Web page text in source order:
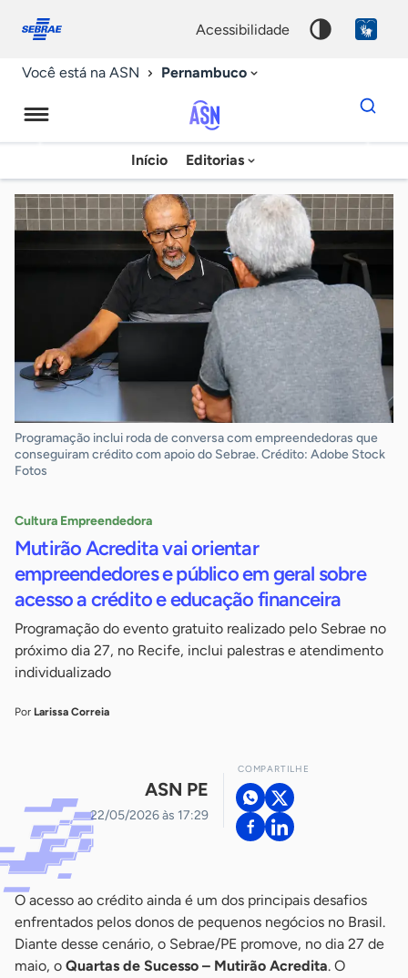
conosco
acessibilidade
Você está na ASN Pernambuco
Agência
Sebrae
de
Notícias
Início Editorias
Dados
para
chave
Programação inclui roda de conversa com empreendedoras que
conseguiram crédito com apoio do Sebrae. Crédito: Adobe Stock
Fotos
Cultura Empreendedora
Mutirão Acredita vai orientar
empreendedores e público em geral sobre
acesso a crédito e educação financeira
Programação do evento gratuito realizado pelo Sebrae no
próximo dia 27, no Recife, inclui palestras e atendimento
individualizado
Por Larissa Correia
ASN PE
22/05/2026 às 17:29
COMPARTILHE
O acesso ao crédito ainda é um dos principais desafios
enfrentados pelos donos de pequenos negócios no Brasil.
Diante desse cenário, o Sebrae/PE promove, no dia 27 de
maio, o Quartas de Sucesso – Mutirão Acredita. O